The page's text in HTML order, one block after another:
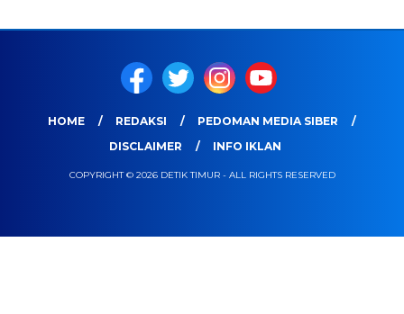
HOME REDAKSI
PEDOMAN MEDIA SIBER
DISCLAIMER
INFO IKLAN
COPYRIGHT © 2026 DETIK TIMUR - ALL RIGHTS RESERVED